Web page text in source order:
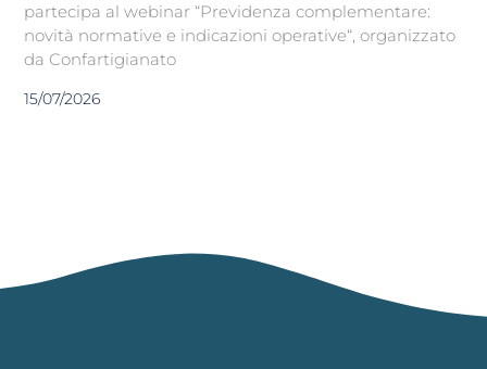
partecipa al webinar “Previdenza complementare:
novità normative e indicazioni operative“, organizzato
da Confartigianato
15/07/2026